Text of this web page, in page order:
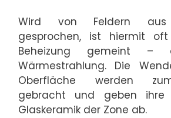
Wird von Feldern aus
gesprochen, ist hiermit
Beheizung gemeint –
Wärmestrahlung. Die
Oberfläche werden
gebracht und geben
Glaskeramik der Zone ab.